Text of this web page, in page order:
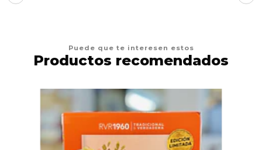
Puede que te interesen estos
Productos recomendados